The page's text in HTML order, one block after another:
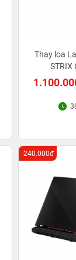
Thay loa
STRIX
-240.000đ